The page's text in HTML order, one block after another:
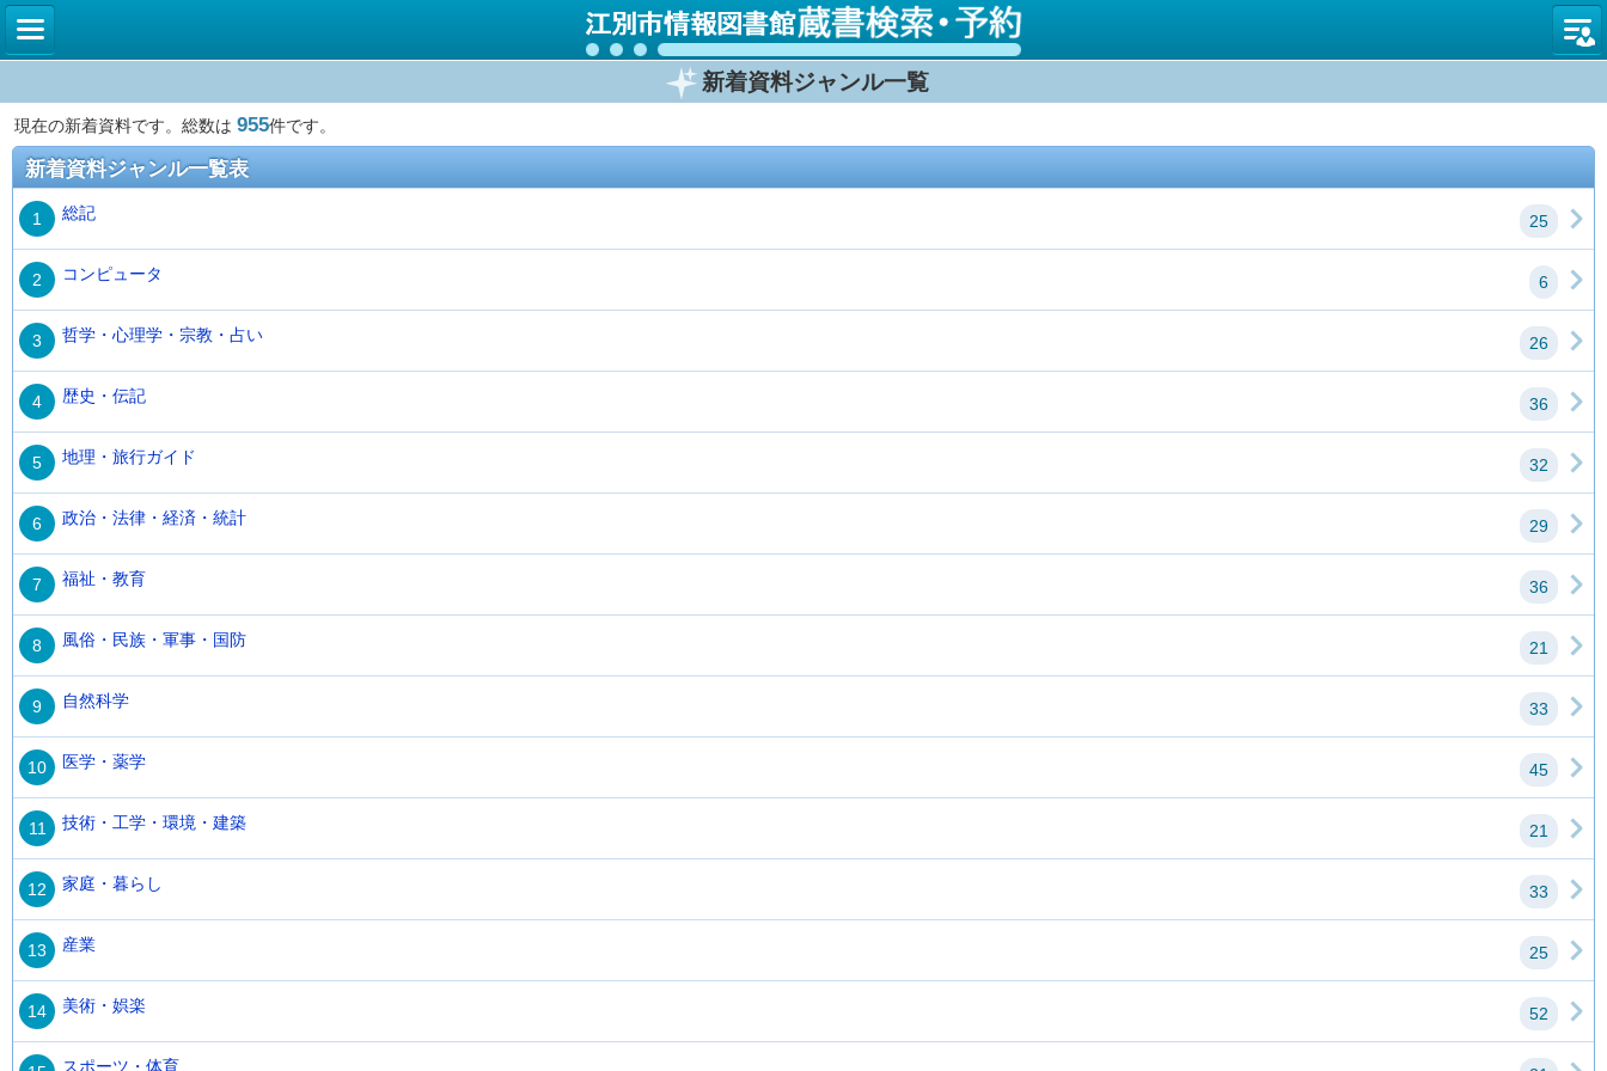
図書館
新着資料ジャンル一覧
現在の新着資料です。総数は 955件です。
新着資料ジャンル一覧表
1 総記 25
2 コンピュータ 6
3 哲学・心理学・宗教・占い 26
4 歴史・伝記 36
5 地理・旅行ガイド 32
6 政治・法律・経済・統計 29
7 福祉・教育 36
8 風俗・民族・軍事・国防 21
9 自然科学 33
10 医学・薬学 45
11 技術・工学・環境・建築 21
12 家庭・暮らし 33
13 産業 25
14 美術・娯楽 52
スポーツ・体育